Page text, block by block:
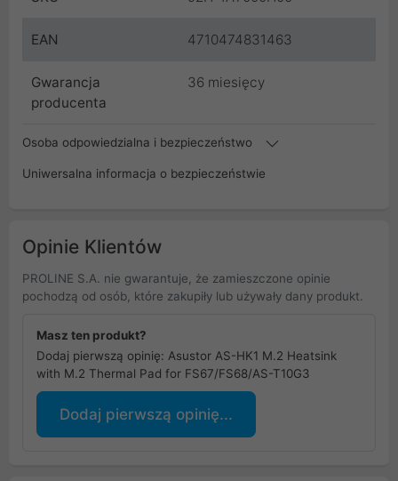
EAN 4710474831463
Gwarancja
producenta
36 miesięcy
Osoba odpowiedzialna i bezpieczeństwo
Uniwersalna informacja o bezpieczeństwie
Opinie Klientów
PROLINE S.A. nie gwarantuje, że zamieszczone opinie
pochodzą od osób, które zakupiły lub używały dany produkt.
Masz ten produkt?
Dodaj pierwszą opinię: Asustor AS-HK1 M.2 Heatsink
with M.2 Thermal Pad for FS67/FS68/AS-T10G3
Dodaj pierwszą opinię...